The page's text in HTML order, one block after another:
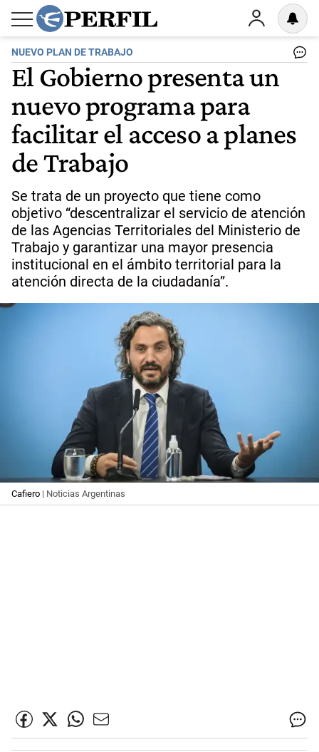
NUEVO PLAN DE TRABAJO
El Gobierno presenta un
nuevo programa para
facilitar el acceso a planes
de Trabajo
Se trata de un proyecto que tiene como
objetivo “descentralizar el servicio de atención
de las Agencias Territoriales del Ministerio de
Trabajo y garantizar una mayor presencia
institucional en el ámbito territorial para la
atención directa de la ciudadanía”.
Cafiero | Noticias Argentinas